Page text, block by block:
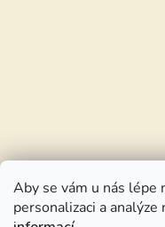
Aby se vám u nás lépe
personalizaci a